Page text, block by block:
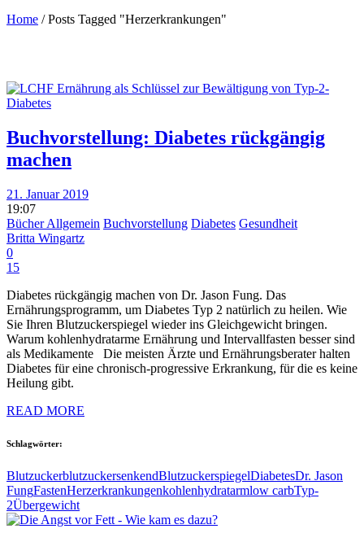
Home /Posts Tagged "Herzerkrankungen"
Buchvorstellung: Diabetes rückgängig
machen
21. Januar 2019
19:07
Bücher Allgemein Buchvorstellung Diabetes Gesundheit
Britta Wingartz
0
15
Diabetes rückgängig machen von Dr. Jason Fung. Das
Ernährungsprogramm, um Diabetes Typ 2 natürlich zu heilen. Wie
Sie Ihren Blutzuckerspiegel wieder ins Gleichgewicht bringen.
Warum kohlenhydratarme Ernährung und Intervallfasten besser sind
als Medikamente Die meisten Ärzte und Ernährungsberater halten
Diabetes für eine chronisch-progressive Erkrankung, für die es keine
Heilung gibt.
READ MORE
Schlagwörter:
BlutzuckerblutzuckersenkendBlutzuckerspiegelDiabetesDr. Jason
FungFastenHerzerkrankungenkohlenhydratarmlow carbTyp-
2Übergewicht